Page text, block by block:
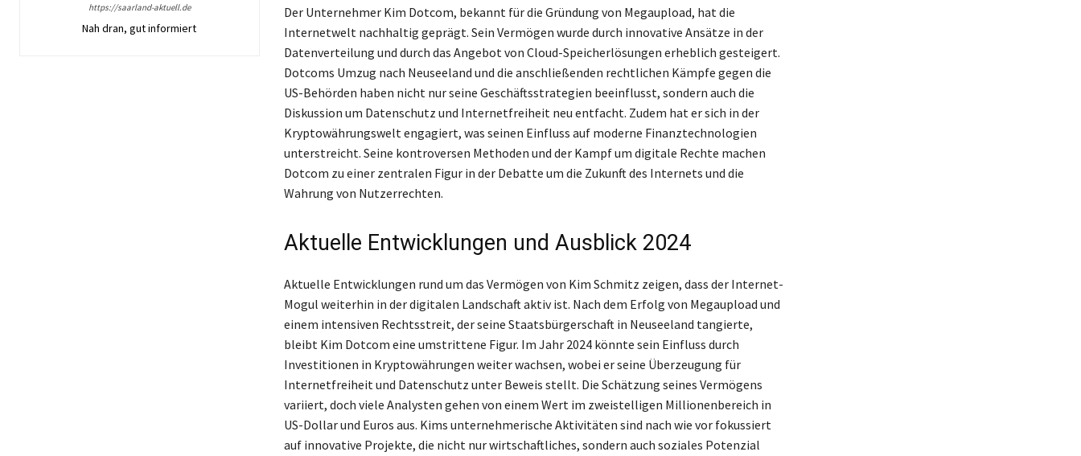
https://saarland-aktuell.de
Nah dran, gut informiert
Der Unternehmer Kim Dotcom, bekannt für die Gründung von Megaupload, hat die
Internetwelt nachhaltig geprägt. Sein Vermögen wurde durch innovative Ansätze in der
Datenverteilung und durch das Angebot von Cloud-Speicherlösungen erheblich gesteigert.
Dotcoms Umzug nach Neuseeland und die anschließenden rechtlichen Kämpfe gegen die
US-Behörden haben nicht nur seine Geschäftsstrategien beeinflusst, sondern auch die
Diskussion um Datenschutz und Internetfreiheit neu entfacht. Zudem hat er sich in der
Kryptowährungswelt engagiert, was seinen Einfluss auf moderne Finanztechnologien
unterstreicht. Seine kontroversen Methoden und der Kampf um digitale Rechte machen
Dotcom zu einer zentralen Figur in der Debatte um die Zukunft des Internets und die
Wahrung von Nutzerrechten.
Aktuelle Entwicklungen und Ausblick 2024
Aktuelle Entwicklungen rund um das Vermögen von Kim Schmitz zeigen, dass der Internet-
Mogul weiterhin in der digitalen Landschaft aktiv ist. Nach dem Erfolg von Megaupload und
einem intensiven Rechtsstreit, der seine Staatsbürgerschaft in Neuseeland tangierte,
bleibt Kim Dotcom eine umstrittene Figur. Im Jahr 2024 könnte sein Einfluss durch
Investitionen in Kryptowährungen weiter wachsen, wobei er seine Überzeugung für
Internetfreiheit und Datenschutz unter Beweis stellt. Die Schätzung seines Vermögens
variiert, doch viele Analysten gehen von einem Wert im zweistelligen Millionenbereich in
US-Dollar und Euros aus. Kims unternehmerische Aktivitäten sind nach wie vor fokussiert
auf innovative Projekte, die nicht nur wirtschaftliches, sondern auch soziales Potenzial